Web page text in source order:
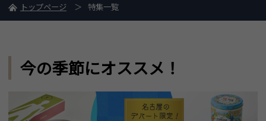
トップページ 特集一覧
今の季節にオススメ！